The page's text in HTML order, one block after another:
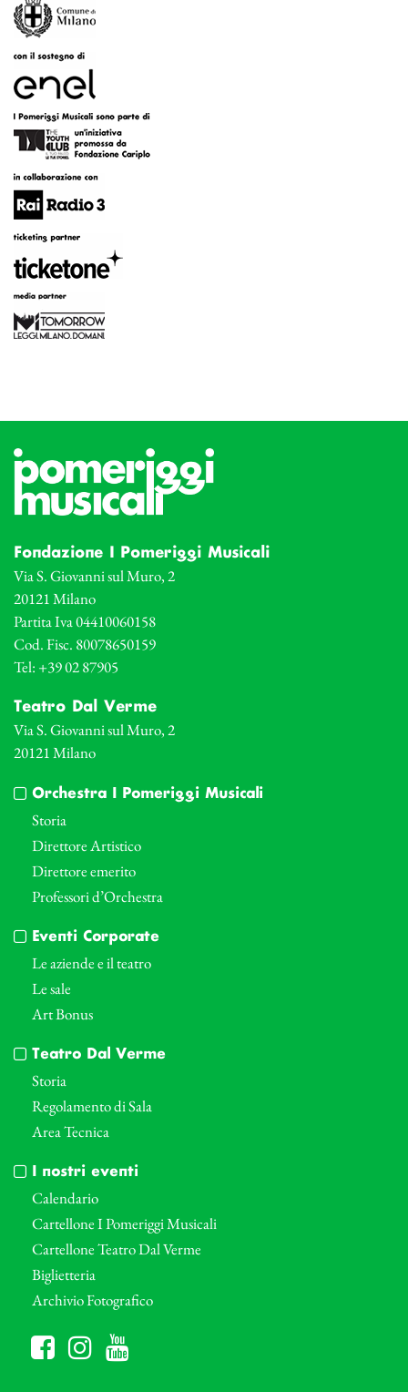
Fondazione I Pomeriggi Musicali
Via S. Giovanni sul Muro, 2
20121 Milano
Partita Iva 04410060158
Cod. Fisc. 80078650159
Tel: +39 02 87905
Teatro Dal Verme
Via S. Giovanni sul Muro, 2
20121 Milano
Orchestra I Pomeriggi Musicali
Storia
Direttore Artistico
Direttore emerito
Professori d’Orchestra
Eventi Corporate
Le aziende e il teatro
Le sale
Art Bonus
Teatro Dal Verme
Storia
Regolamento di Sala
Area Tecnica
I nostri eventi
Calendario
Cartellone I Pomeriggi Musicali
Cartellone Teatro Dal Verme
Biglietteria
Archivio Fotografico